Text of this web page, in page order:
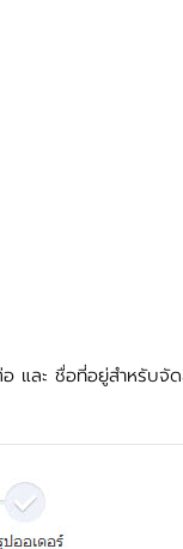
อ และ ชื่อที่อยู่สำหรับ